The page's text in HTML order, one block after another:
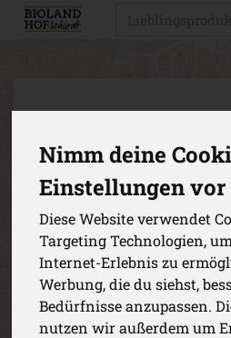
Nimm deine
Einstellungen vor
Diese Website verwendet
Targeting Technologien,
Internet-Erlebnis zu
Werbung, die du siehst,
Bedürfnisse anzupassen.
nutzen wir außerdem um